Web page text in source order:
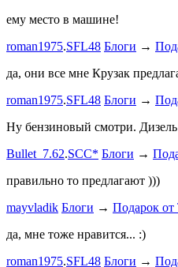
ему место в машине!
roman1975.SFL48 Блоги →
да, они все мне Крузак
roman1975.SFL48 Блоги →
Ну бензиновый смотри.
Bullet_7.62.SCC* Блоги →
правильно то предлагают )))
mayvladik Блоги → Подарок от
да, мне тоже нравится... :)
roman1975.SFL48 Блоги →